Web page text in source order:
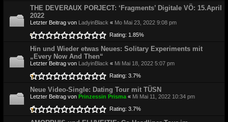
THE DEVERAUX PORJECT: ‘Fragments’ Digitale VÖ: 15.April
2022
Letzter Beitrag von LadyinBlack « Mo Mai 23, 2022 9:08 pm
Rating: 1.85%
Hin und Wieder etwas Neues: Solitary Experiments mit
„Every Now And Then“
Letzter Beitrag von LadyinBlack « Mi Mai 18, 2022 5:07 pm
Rating: 3.7%
Neue Video-Single: Dating Tour mit TÜSN
Letzter Beitrag von Prinzessin Prisma « Mi Mai 11, 2022 10:34 pm
Rating: 3.7%